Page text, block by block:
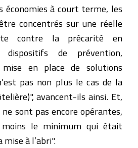
économies à court terme, les
concentrés sur une réelle
contre la précarité en
dispositifs de prévention,
en place de solutions
pas non plus le cas de la
avancent-ils ainsi. Et,
sont pas encore opérantes,
le minimum qui était
à l’abri".